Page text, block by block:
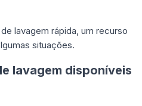
lavagem rápida, um recurso
situações.
lavagem disponíveis